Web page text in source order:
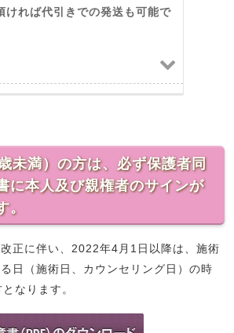
ければ代引きでの発送も可能で
未満）の方は、必ず保護者同
に本人及び親権者のサインが
。
正に伴い、2022年4月1日以降は、施術
日（施術日、カウンセリング日）の時
なります。